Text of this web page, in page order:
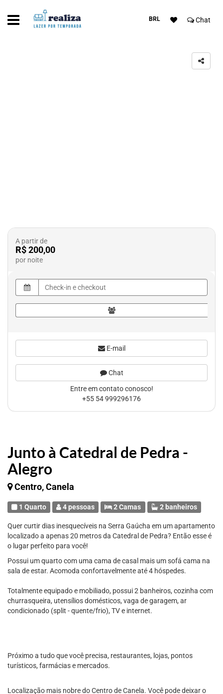
BRL Chat
Junto à Catedral de Pedra -
Alegro
Centro, Canela
1 Quarto 4 pessoas 2 Camas 2 banheiros
Quer curtir dias inesquecíveis na Serra Gaúcha em um apartamento
localizado a apenas 20 metros da Catedral de Pedra? Então esse é
o lugar perfeito para você!
Possui um quarto com uma cama de casal mais um sofá cama na
sala de estar. Acomoda confortavelmente até 4 hóspedes.
Totalmente equipado e mobiliado, possui 2 banheiros, cozinha com
churrasqueira, utensílios domésticos, vaga de garagem, ar
condicionado (split - quente/frio), TV e internet.
Próximo a tudo que você precisa, restaurantes, lojas, pontos
turísticos, farmácias e mercados.
Localização mais nobre do Centro de Canela. Você pode deixar o
A partir de
R$ 200,00
por noite
E-mail
Chat
Entre em contato conosco!
+55 54 999296176